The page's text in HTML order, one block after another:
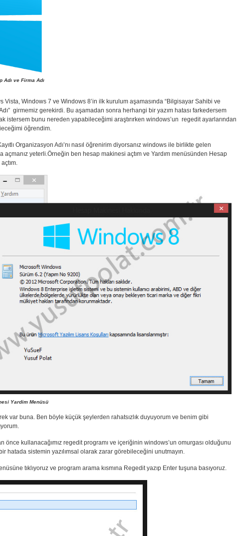
Adı ve Firma Adı
Vista, Windows 7 ve Windows 8’in ilk kurulum aşamasında “Bilgisayar Sahibi ve
girmemiz gerekirdi. Bu aşamadan sonra herhangi bir yazım hatası farkedersem
istersem bunu nereden yapabileceğimi araştırırken windows’un regedit ayarlarından
öğrendim.
Organizasyon Adı’nı nasıl öğrenirim diyorsanız windows ile birlikte gelen
açmanız yeterli.Örneğin ben hesap makinesi açtım ve Yardım menüsünden Hesap
Yardim Menüsü
var buna. Ben böyle küçük şeylerden rahatsızlık duyuyorum ve benim gibi
önce kullanacağımız regedit programı ve içeriğinin windows’un omurgası olduğunu
hatada sistemin yazılımsal olarak zarar görebileceğini unutmayın.
tıklıyoruz ve program arama kısmına Regedit yazıp Enter tuşuna basıyoruz.